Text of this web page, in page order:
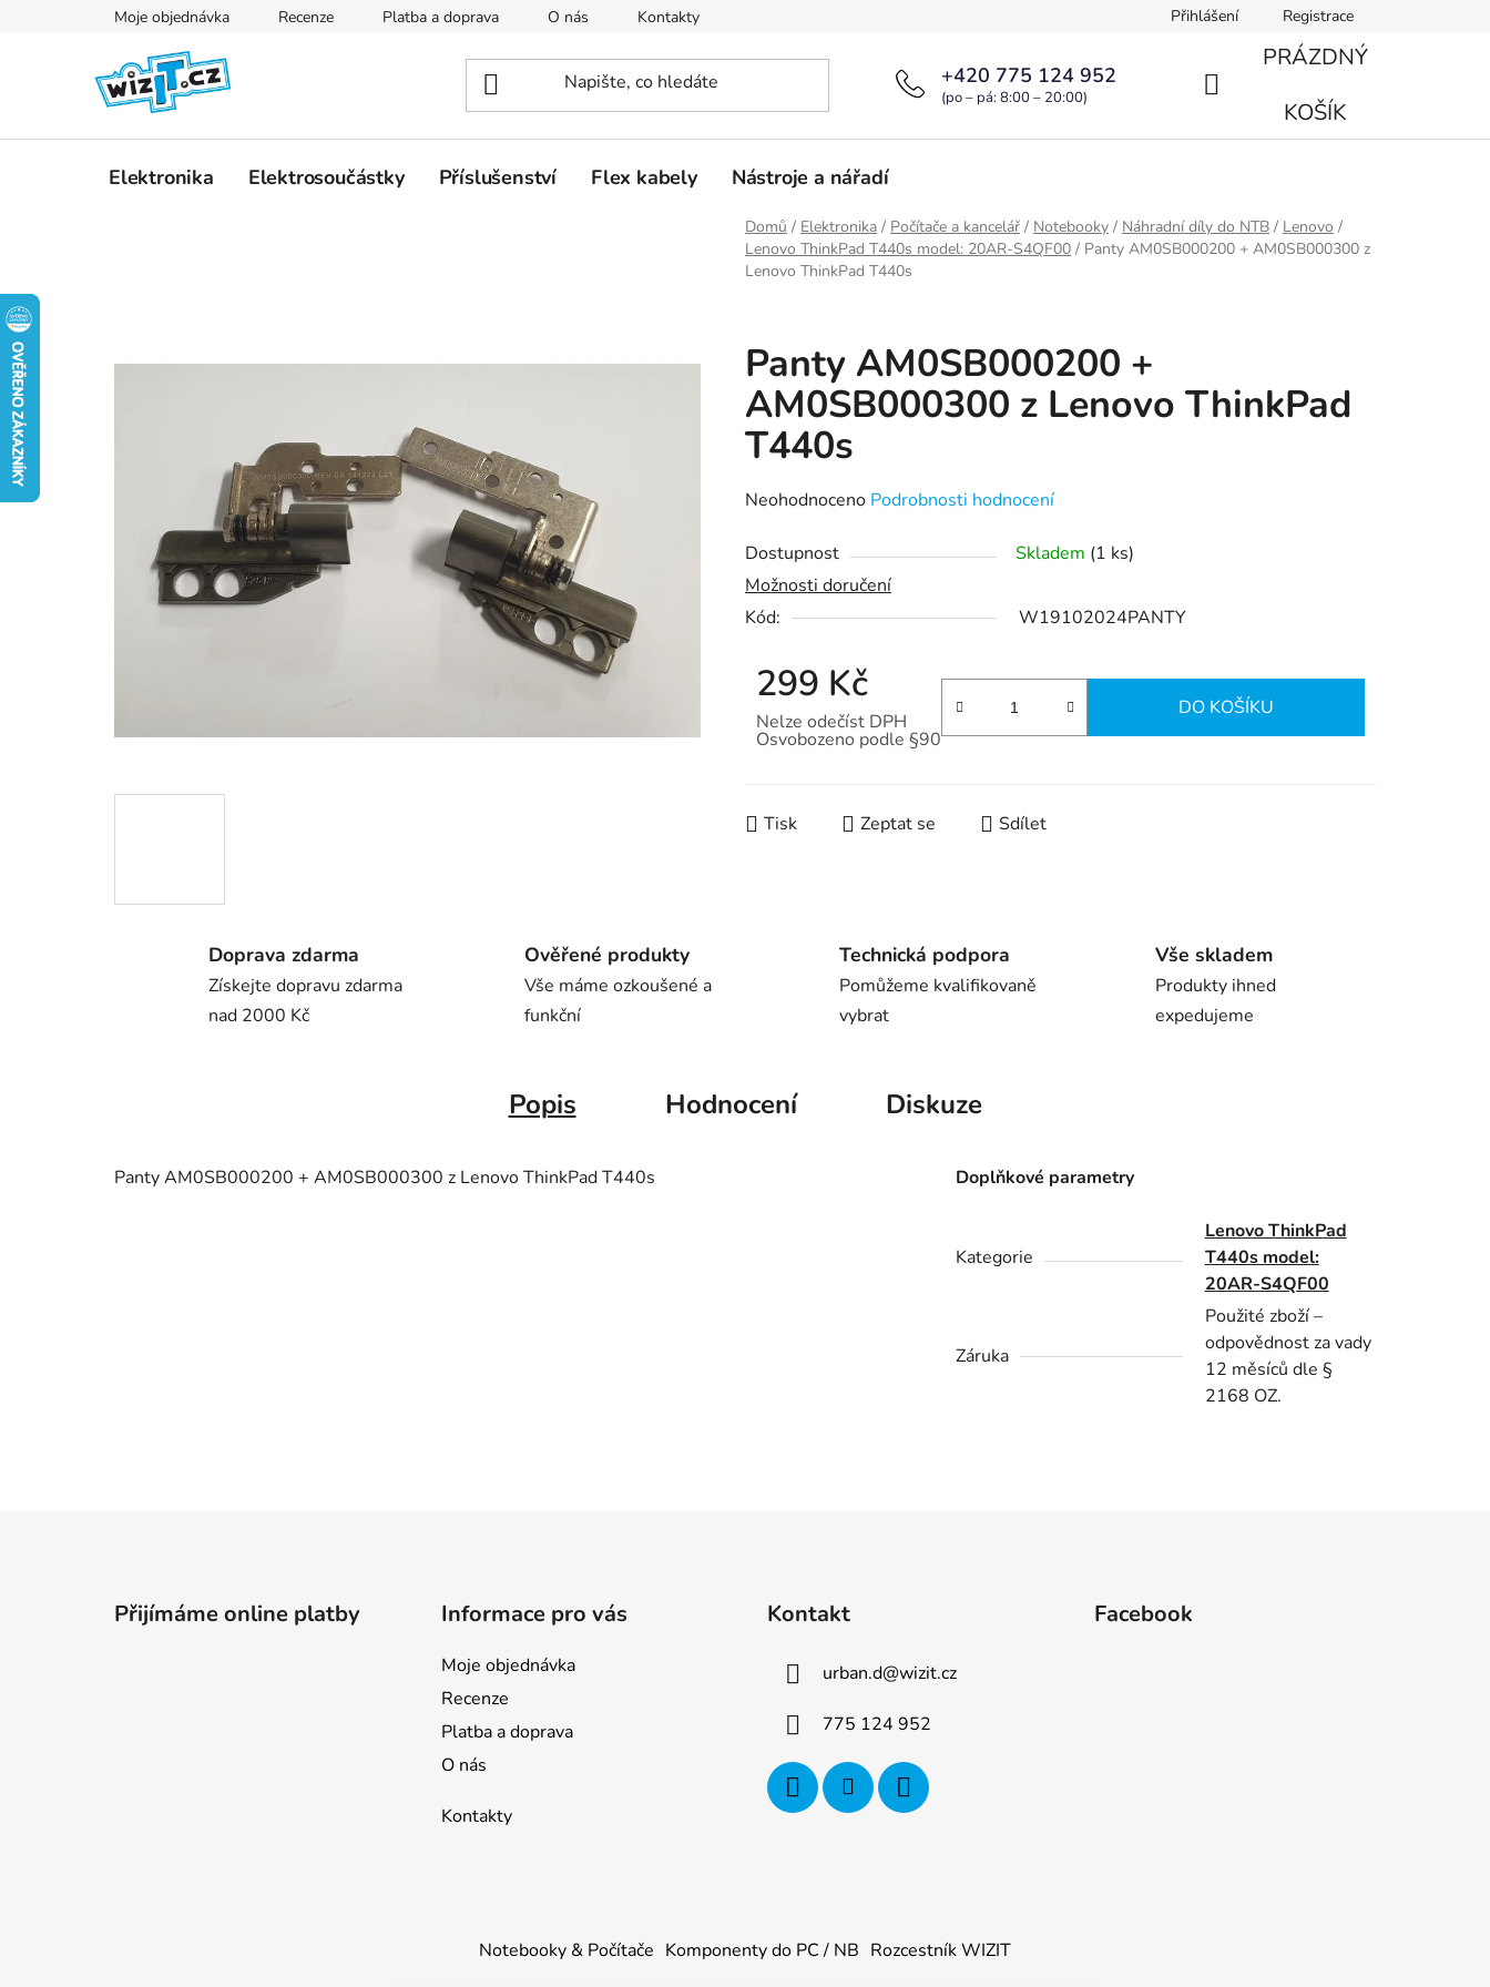
Moje objednávka Recenze Platba a doprava O nás Kontakty Přihlášení Registrace
+420 775 124 952
(po – pá: 8:00 – 20:00)
NÁKUPNÍ
PRÁZDNÝ
KOŠÍK
Elektronika Elektrosoučástky Příslušenství Flex kabely Nástroje a nářadí
Domů / Elektronika / Počítače a kancelář / Notebooky / Náhradní díly do NTB / Lenovo /
Lenovo ThinkPad T440s model: 20AR-S4QF00 / Panty AM0SB000200 + AM0SB000300 z
Lenovo ThinkPad T440s
Panty AM0SB000200 +
AM0SB000300 z Lenovo ThinkPad
T440s
Průměrné
produktu
je
0,0
hvězdiček.
Neohodnoceno Podrobnosti hodnocení
Dostupnost Skladem (1 ks)
Možnosti doručení
Kód:
W19102024PANTY
299 Kč
Nelze odečíst DPH
Osvobozeno podle §90
DO KOŠÍKU
Tisk Zeptat se Sdílet
Doprava zdarma
Získejte dopravu zdarma
nad 2000 Kč
Ověřené produkty
Vše máme ozkoušené a
funkční
Technická podpora
Pomůžeme kvalifikovaně
vybrat
Vše skladem
Produkty ihned
expedujeme
Popis Hodnocení Diskuze
Panty AM0SB000200 + AM0SB000300 z Lenovo ThinkPad T440s Doplňkové parametry
Kategorie
Lenovo ThinkPad
T440s model:
20AR-S4QF00
Záruka
Použité zboží –
odpovědnost za vady
12 měsíců dle §
2168 OZ.
Přijímáme online platby Informace pro vás
Moje objednávka
Recenze
Platba a doprava
O nás
Kontakty
Kontakt
urban.d@wizit.cz
775 124 952
Facebook
Notebooky & Počítače Komponenty do PC / NB Rozcestník WIZIT